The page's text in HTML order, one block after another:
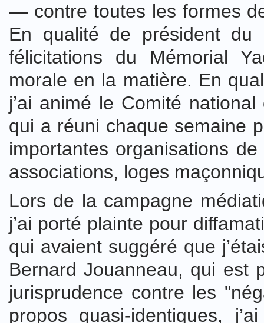
— contre toutes les formes
En qualité de président du
félicitations du Mémorial
morale en la matière. En
j’ai animé le Comité
qui a réuni chaque semaine
importantes organisations
associations, loges
Lors de la campagne
j’ai porté plainte pour
qui avaient suggéré que
Bernard Jouanneau, qui est
jurisprudence contre les
propos quasi-identiques,